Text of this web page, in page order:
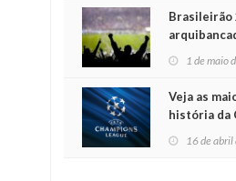
Brasileirão
futebol na
1 de maio
Veja as
história da
16 de